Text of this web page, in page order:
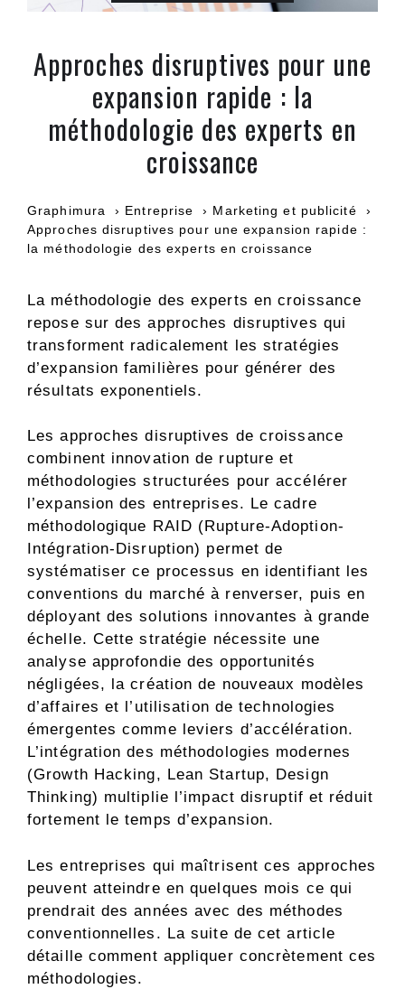
Approches disruptives pour une
expansion rapide : la
méthodologie des experts en
croissance
Graphimura Entreprise
Marketing et publicité
Approches disruptives pour une expansion rapide :
la méthodologie des experts en croissance
La méthodologie des experts en croissance
repose sur des approches disruptives qui
transforment radicalement les stratégies
d’expansion familières pour générer des
résultats exponentiels.
Les approches disruptives de croissance
combinent innovation de rupture et
méthodologies structurées pour accélérer
l’expansion des entreprises. Le cadre
méthodologique RAID (Rupture-Adoption-
Intégration-Disruption) permet de
systématiser ce processus en identifiant les
conventions du marché à renverser, puis en
déployant des solutions innovantes à grande
échelle. Cette stratégie nécessite une
analyse approfondie des opportunités
négligées, la création de nouveaux modèles
d’affaires et l’utilisation de technologies
émergentes comme leviers d’accélération.
L’intégration des méthodologies modernes
(Growth Hacking, Lean Startup, Design
Thinking) multiplie l’impact disruptif et réduit
fortement le temps d’expansion.
Les entreprises qui maîtrisent ces approches
peuvent atteindre en quelques mois ce qui
prendrait des années avec des méthodes
conventionnelles. La suite de cet article
détaille comment appliquer concrètement ces
méthodologies.